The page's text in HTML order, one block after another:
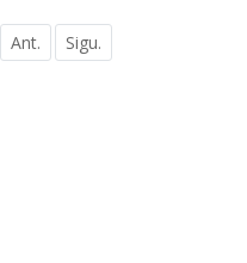
Ant. Sigu.